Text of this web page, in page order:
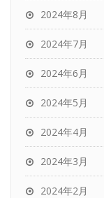
2024年8月
2024年7月
2024年6月
2024年5月
2024年4月
2024年3月
2024年2月